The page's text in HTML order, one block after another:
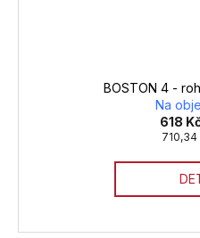
BOSTON 4 -
Na
618
Měrná
710,34